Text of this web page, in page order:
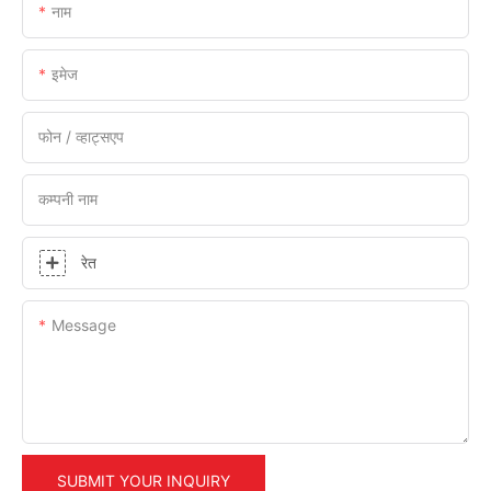
नाम
इमेज
फोन / व्हाट्सएप
कम्पनी नाम
रेत
Message
SUBMIT YOUR INQUIRY